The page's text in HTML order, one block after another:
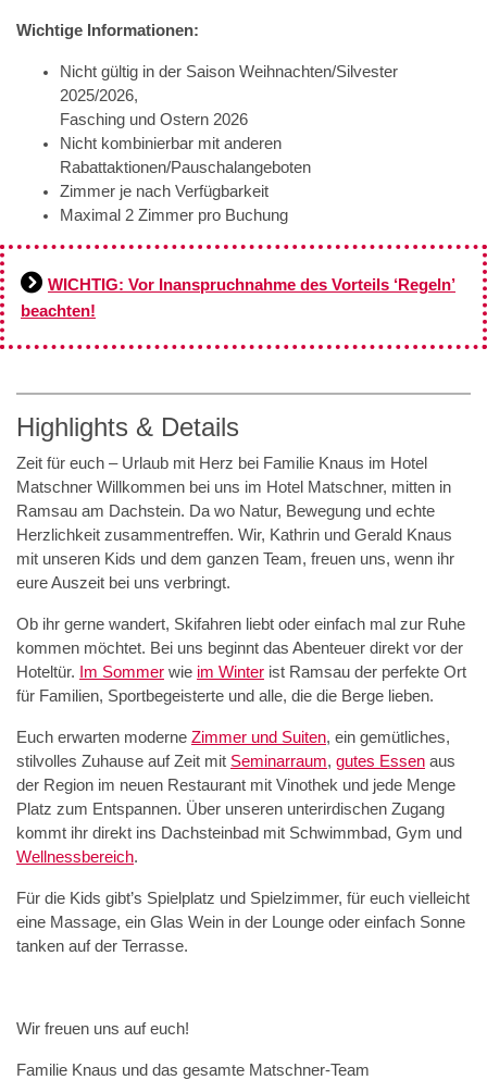
Wichtige Informationen:
Nicht gültig in der Saison Weihnachten/Silvester
2025/2026,
Fasching und Ostern 2026
Nicht kombinierbar mit anderen
Rabattaktionen/Pauschalangeboten
Zimmer je nach Verfügbarkeit
Maximal 2 Zimmer pro Buchung
WICHTIG: Vor Inanspruchnahme des Vorteils ‘Regeln’
beachten!
Highlights & Details
Zeit für euch – Urlaub mit Herz bei Familie Knaus im Hotel
Matschner Willkommen bei uns im Hotel Matschner, mitten in
Ramsau am Dachstein. Da wo Natur, Bewegung und echte
Herzlichkeit zusammentreffen. Wir, Kathrin und Gerald Knaus
mit unseren Kids und dem ganzen Team, freuen uns, wenn ihr
eure Auszeit bei uns verbringt.
Ob ihr gerne wandert, Skifahren liebt oder einfach mal zur Ruhe
kommen möchtet. Bei uns beginnt das Abenteuer direkt vor der
Hoteltür.
Im Sommer wie im Winter ist Ramsau der perfekte Ort
für Familien, Sportbegeisterte und alle, die die Berge lieben.
Euch erwarten moderne Zimmer und Suiten, ein gemütliches,
stilvolles Zuhause auf Zeit mit Seminarraum, gutes Essen aus
der Region im neuen Restaurant mit Vinothek und jede Menge
Platz zum Entspannen. Über unseren unterirdischen Zugang
kommt ihr direkt ins Dachsteinbad mit Schwimmbad, Gym und
Wellnessbereich.
Für die Kids gibt’s Spielplatz und Spielzimmer, für euch vielleicht
eine Massage, ein Glas Wein in der Lounge oder einfach Sonne
tanken auf der Terrasse.
Wir freuen uns auf euch!
Familie Knaus und das gesamte Matschner-Team